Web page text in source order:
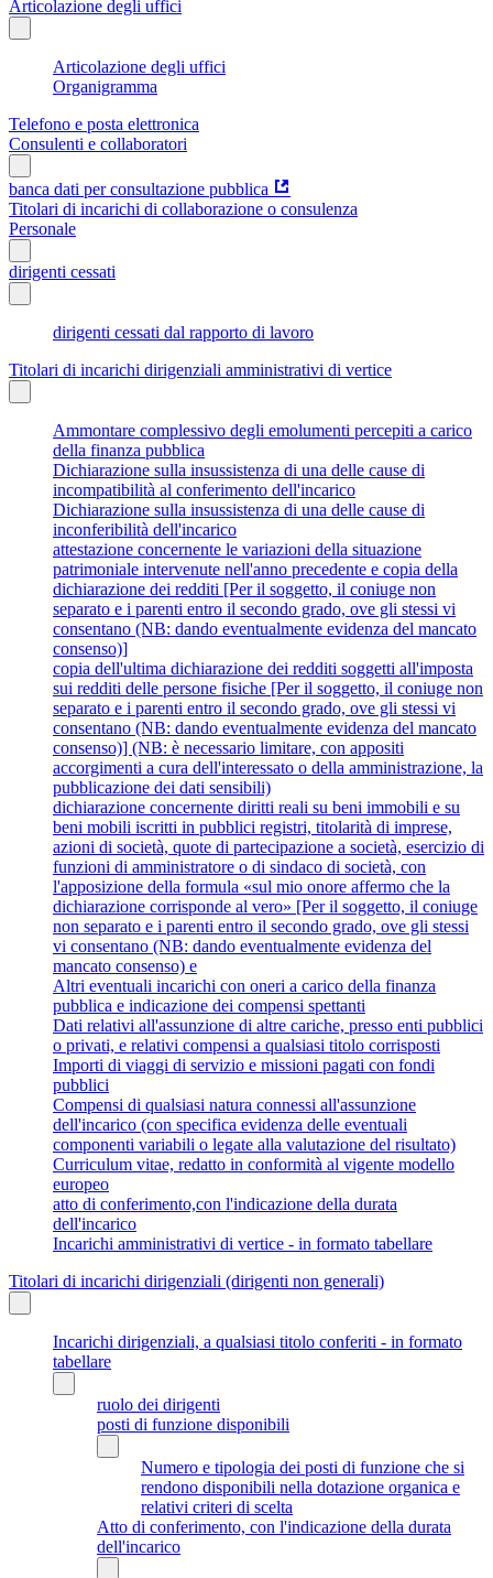
Articolazione degli uffici
Articolazione degli uffici
Organigramma
Telefono e posta elettronica
Consulenti e collaboratori
banca dati per consultazione pubblica
Titolari di incarichi di collaborazione o consulenza
Personale
dirigenti cessati
dirigenti cessati dal rapporto di lavoro
Titolari di incarichi dirigenziali amministrativi di vertice
Ammontare complessivo degli emolumenti percepiti a carico
della finanza pubblica
Dichiarazione sulla insussistenza di una delle cause di
incompatibilità al conferimento dell'incarico
Dichiarazione sulla insussistenza di una delle cause di
inconferibilità dell'incarico
attestazione concernente le variazioni della situazione
patrimoniale intervenute nell'anno precedente e copia della
dichiarazione dei redditi [Per il soggetto, il coniuge non
separato e i parenti entro il secondo grado, ove gli stessi vi
consentano (NB: dando eventualmente evidenza del mancato
consenso)]
copia dell'ultima dichiarazione dei redditi soggetti all'imposta
sui redditi delle persone fisiche [Per il soggetto, il coniuge non
separato e i parenti entro il secondo grado, ove gli stessi vi
consentano (NB: dando eventualmente evidenza del mancato
consenso)] (NB: è necessario limitare, con appositi
accorgimenti a cura dell'interessato o della amministrazione, la
pubblicazione dei dati sensibili)
dichiarazione concernente diritti reali su beni immobili e su
beni mobili iscritti in pubblici registri, titolarità di imprese,
azioni di società, quote di partecipazione a società, esercizio di
funzioni di amministratore o di sindaco di società, con
l'apposizione della formula «sul mio onore affermo che la
dichiarazione corrisponde al vero» [Per il soggetto, il coniuge
non separato e i parenti entro il secondo grado, ove gli stessi
vi consentano (NB: dando eventualmente evidenza del
mancato consenso) e
Altri eventuali incarichi con oneri a carico della finanza
pubblica e indicazione dei compensi spettanti
Dati relativi all'assunzione di altre cariche, presso enti pubblici
o privati, e relativi compensi a qualsiasi titolo corrisposti
Importi di viaggi di servizio e missioni pagati con fondi
pubblici
Compensi di qualsiasi natura connessi all'assunzione
dell'incarico (con specifica evidenza delle eventuali
componenti variabili o legate alla valutazione del risultato)
Curriculum vitae, redatto in conformità al vigente modello
europeo
atto di conferimento,con l'indicazione della durata
dell'incarico
Incarichi amministrativi di vertice - in formato tabellare
Titolari di incarichi dirigenziali (dirigenti non generali)
Incarichi dirigenziali, a qualsiasi titolo conferiti - in formato
tabellare
ruolo dei dirigenti
posti di funzione disponibili
Numero e tipologia dei posti di funzione che si
rendono disponibili nella dotazione organica e
relativi criteri di scelta
Atto di conferimento, con l'indicazione della durata
dell'incarico